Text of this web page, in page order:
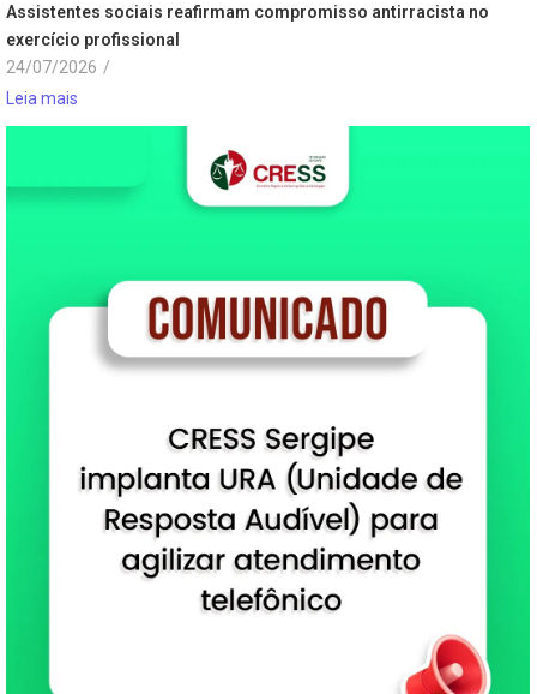
Assistentes sociais reafirmam compromisso antirracista no
exercício profissional
24/07/2026 /
Leia mais